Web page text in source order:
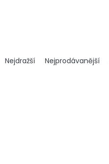
Nejdražší Nejprodávanější